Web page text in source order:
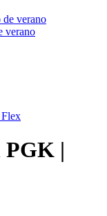
verano
PGK |